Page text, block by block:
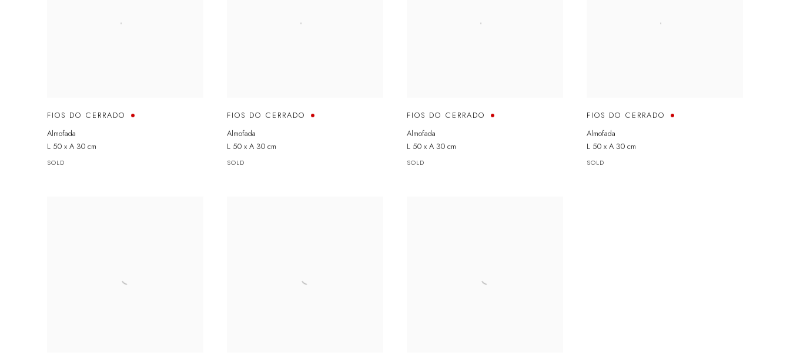
FIOS DO CERRADO
Almofada
L 50 x A 30 cm
SOLD
FIOS DO CERRADO
Almofada
L 50 x A 30 cm
SOLD
FIOS DO CERRADO
Almofada
L 50 x A 30 cm
SOLD
FIOS DO CERRADO
Almofada
L 50 x A 30 cm
SOLD